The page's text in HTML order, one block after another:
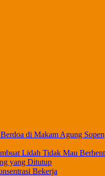
di Makam Agung
Lidah Tidak Mau
yang Ditutup
Bekerja